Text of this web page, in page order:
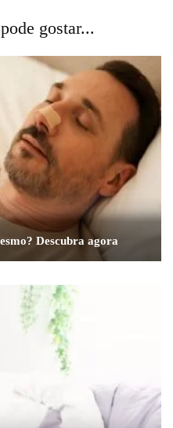
gostar...
Descubra agora